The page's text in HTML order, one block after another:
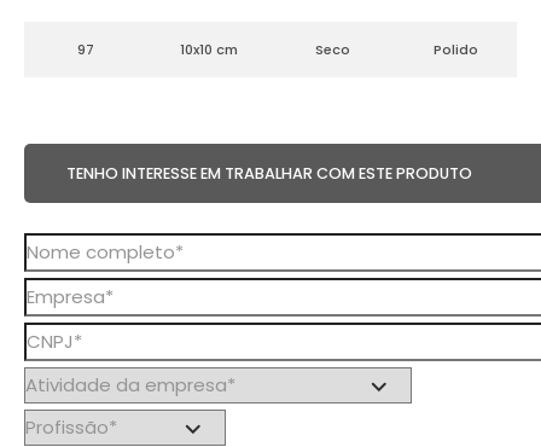
97 10x10 cm Seco Polido
TENHO INTERESSE EM TRABALHAR COM ESTE PRODUTO